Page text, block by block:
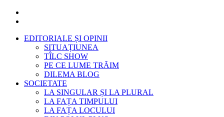
EDITORIALE ȘI OPINII
SITUAȚIUNEA
TÎLC SHOW
PE CE LUME TRĂIM
DILEMA BLOG
SOCIETATE
LA SINGULAR ȘI LA PLURAL
LA FAȚA TIMPULUI
LA FAȚA LOCULUI